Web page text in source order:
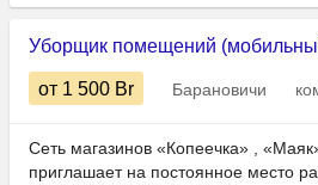
Уборщик помещений
от 1 500 Br Барановичи
Сеть магазинов «Копеечка» ,
приглашает на постоянное